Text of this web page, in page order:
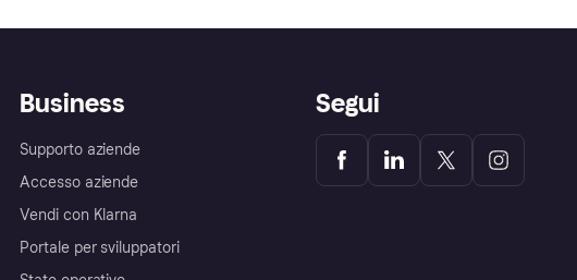
Business
Supporto aziende
Accesso aziende
Vendi con Klarna
Portale per sviluppatori
Segui